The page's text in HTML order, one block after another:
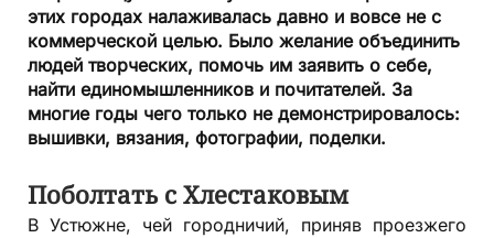
этих городах налаживалась давно и вовсе не с
коммерческой целью. Было желание объединить
людей творческих, помочь им заявить о себе,
найти единомышленников и почитателей. За
многие годы чего только не демонстрировалось:
вышивки, вязания, фотографии, поделки.
Поболтать с Хлестаковым
В Устюжне, чей городничий, приняв проезжего